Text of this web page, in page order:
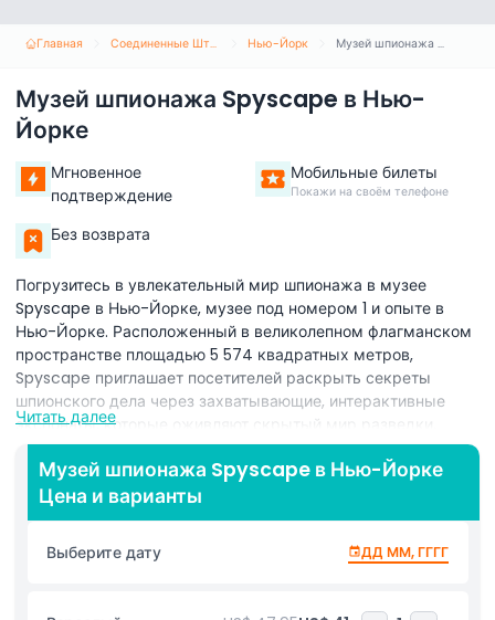
Главная Соединенные Штаты Америки Нью-Йорк Музей шпионажа Spyscape в Нью-Йорке
Музей шпионажа Spyscape в Нью-
Йорке
Мгновенное
подтверждение
Мобильные билеты
Покажи на своём телефоне
Без возврата
Погрузитесь в увлекательный мир шпионажа в музее
Spyscape в Нью-Йорке, музее под номером 1 и опыте в
Нью-Йорке. Расположенный в великолепном флагманском
пространстве площадью 5 574 квадратных метров,
Spyscape приглашает посетителей раскрыть секреты
шпионского дела через захватывающие, интерактивные
экспонаты, которые оживляют скрытый мир разведки.
Идеально подходит для семей, туристов и любителей
шпионажа, этот передовой музей Нью-Йорка предлагает
незабываемое приключение, наполненное реальными
шпионскими историями, высокотехнологичными заданиями
и практическими активностями. В центре опыта находится
SPY HQ — интерактивная выставка-миссия, созданная в
разведки (MI6), где вы будете разгадывать коды,
Читать далее
Музей шпионажа Spyscape в Нью-Йорке
Цена и варианты
Выберите дату ДД ММ, ГГГГ